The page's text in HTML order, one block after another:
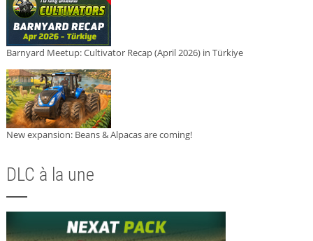
Barnyard Meetup: Cultivator Recap (April 2026) in Türkiye
New expansion: Beans & Alpacas are coming!
DLC à la une